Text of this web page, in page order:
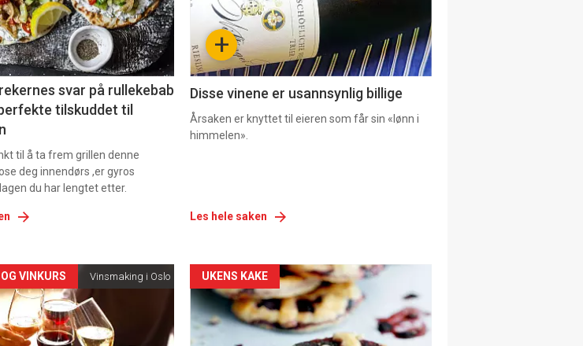
svar på rullekebab
tilskuddet til
til å ta frem grillen denne
deg innendørs ,er gyros
du har lengtet etter.
3 +
Disse vinene er usannsynlig billige
Årsaken er knyttet til eieren som får sin «lønn i
himmelen».
Les hele saken
VINKURS Vinsmaking i Oslo
Forsiden
akkurat
UKENS KAKE